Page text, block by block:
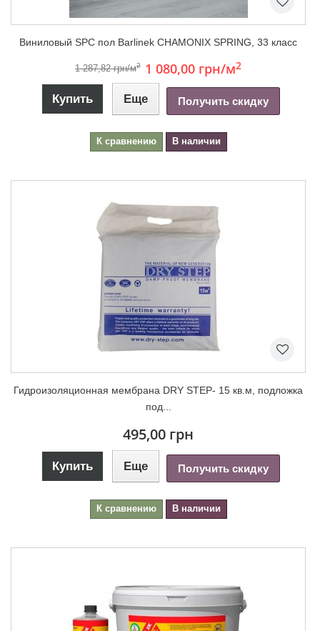
Виниловый SPC пол Barlinek CHAMONIX SPRING, 33 класс
1 287,82 грн/м2 1 080,00 грн/м2
Купить Еще Получить скидку
К сравнению В наличии
Гидроизоляционная мембрана DRY STEP- 15 кв.м, подложка
под...
495,00 грн
Купить Еще Получить скидку
К сравнению В наличии